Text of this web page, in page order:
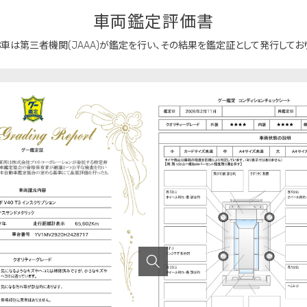
車両鑑定評価書
は第三者機関(JAAA)が鑑定を行い、その結果を鑑定証として発行してお